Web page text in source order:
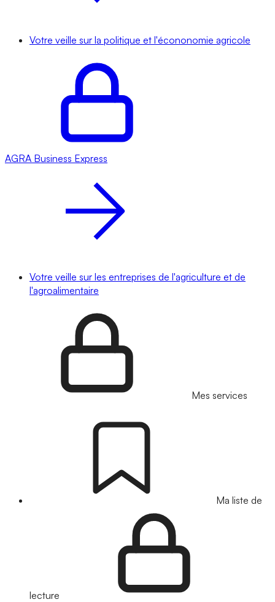
Votre veille sur la politique et l'écononomie agricole
AGRA Business Express
Votre veille sur les entreprises de l'agriculture et de
l'agroalimentaire
Mes services
Ma liste de
lecture